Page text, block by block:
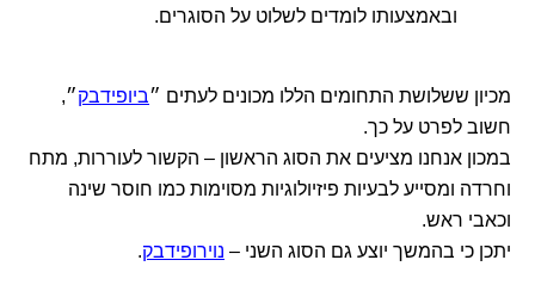
ובאמצעותו לומדים לשלוט על הסוגרים.
מכיון ששלושת התחומים הללו מכונים לעתים ״ביופידבק״,
חשוב לפרט על כך.
במכון אנחנו מציעים את הסוג הראשון – הקשור לעוררות, מתח
וחרדה ומסייע לבעיות פיזיולוגיות מסוימות כמו חוסר שינה
וכאבי ראש.
יתכן כי בהמשך יוצע גם הסוג השני – נוירופידבק.